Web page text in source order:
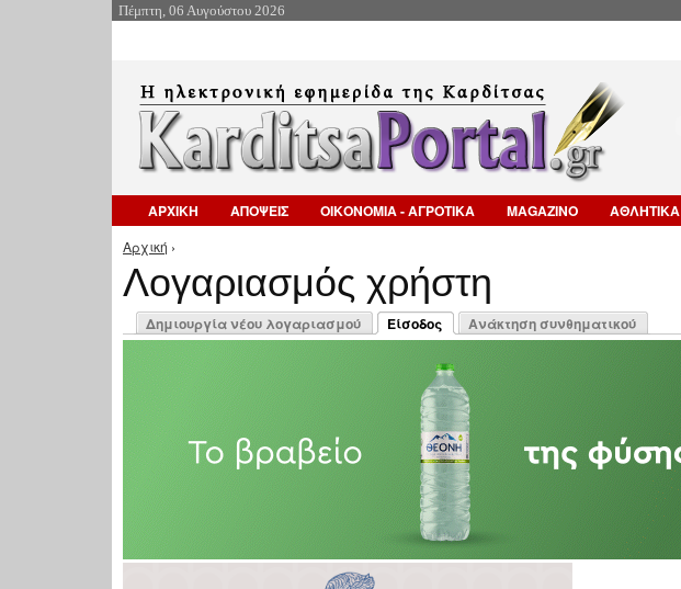
Πέμπτη, 06 Αυγούστου 2026
ΑΡΧΙΚΗ ΑΠΟΨΕΙΣ ΟΙΚΟΝΟΜΙΑ - ΑΓΡΟΤΙΚΑ MAGAZINO ΑΘΛΗΤΙΚΑ
Είστε εδώ
Αρχική ›
Λογαριασμός χρήστη
Πρωτεύουσες καρτέλες
Δημιουργία νέου λογαριασμού
Είσοδος
(ενεργή καρτέλα)
Ανάκτηση συνθηματικού